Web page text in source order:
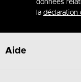
données
la déclaration
Aide